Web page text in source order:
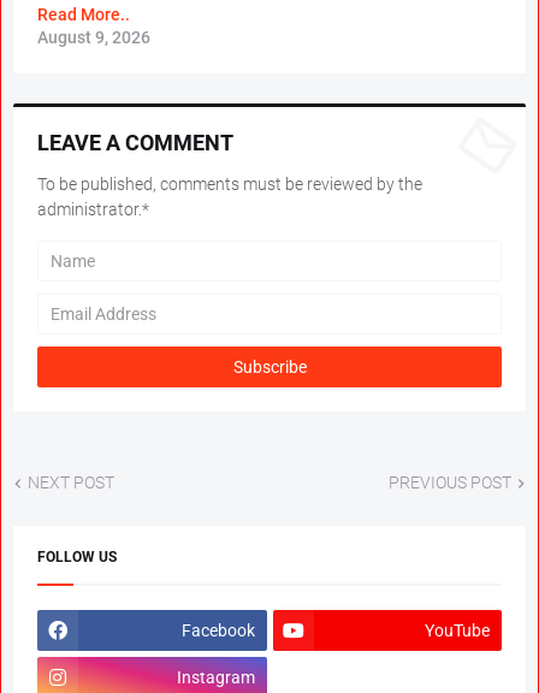
Read More..
August 9, 2026
LEAVE A COMMENT
To be published, comments must be reviewed by the
administrator.*
NEXT POST PREVIOUS POST
FOLLOW US
Facebook YouTube
Instagram